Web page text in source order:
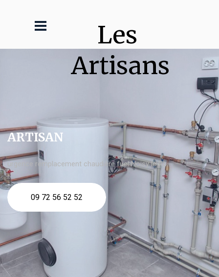
Les
Artisans
ARTISAN
urgence remplacement chaudière fuel Noisy le Roi
09 72 56 52 52